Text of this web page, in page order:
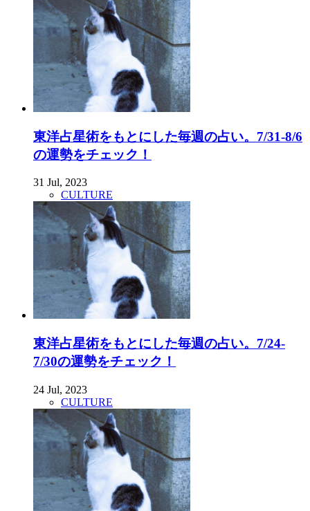
東洋占星術をもとにした毎週の占い。7/31-8/6
の運勢をチェック！
31 Jul, 2023
CULTURE
東洋占星術をもとにした毎週の占い。7/24-
7/30の運勢をチェック！
24 Jul, 2023
CULTURE